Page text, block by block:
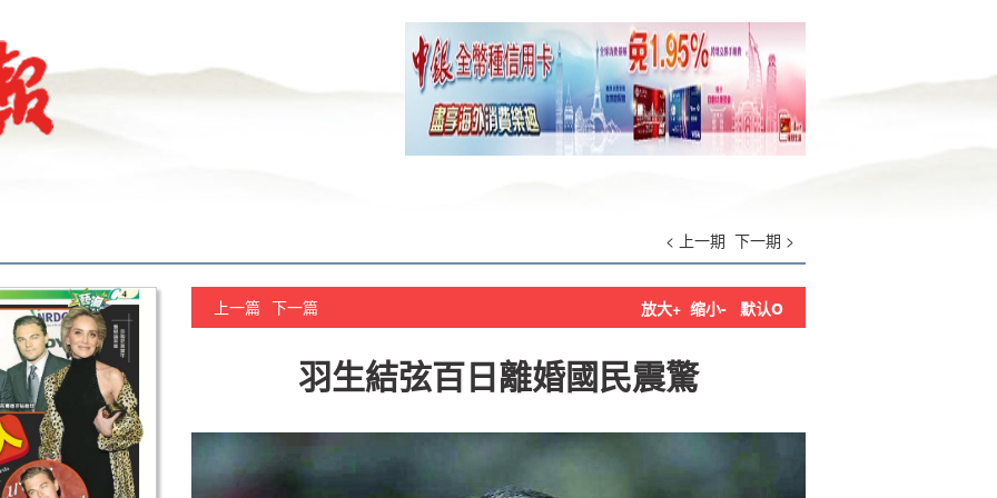
< 上一期 下一期 >
上一篇 下一篇 放大+ 缩小- 默认o
羽生結弦百日離婚國民震驚